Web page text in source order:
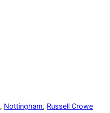
, Nottingham, Russell Crowe